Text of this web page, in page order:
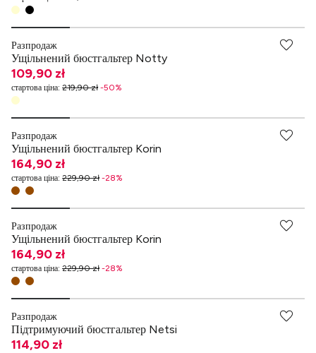
Разпродаж
Ущільнений бюстгальтер Notty
109,90 zł
стартова ціна: 219,90 zł -50%
Разпродаж
Ущільнений бюстгальтер Korin
164,90 zł
стартова ціна: 229,90 zł -28%
Разпродаж
Ущільнений бюстгальтер Korin
164,90 zł
стартова ціна: 229,90 zł -28%
Разпродаж
Підтримуючий бюстгальтер Netsi
114,90 zł